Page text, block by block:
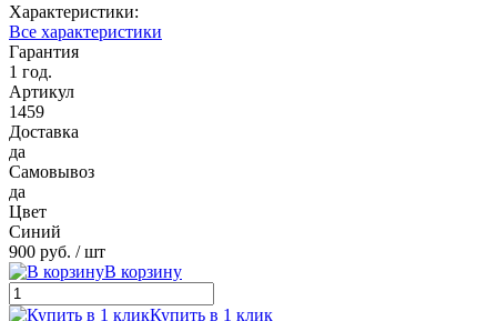
Характеристики:
Все характеристики
Гарантия
1 год.
Артикул
1459
Доставка
да
Самовывоз
да
Цвет
Синий
900 руб. / шт
В корзину
Купить в 1 клик